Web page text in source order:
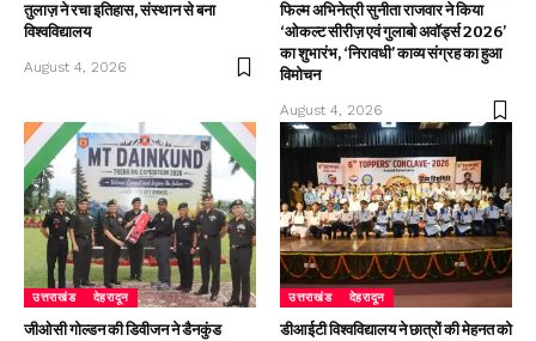
तुलाज़ ने रचा इतिहास, संस्थान से बना
विश्वविद्यालय
August 4, 2026
फिल्म अभिनेत्री सुनीता राजवार ने किया
‘ओकल्ट सीरीज़ एवं गुलाबो अवॉर्ड्स 2026’
का शुभारंभ, ‘निरावधी’ काव्य संग्रह का हुआ
विमोचन
August 4, 2026
उत्तराखंड देहरादून
जीओसी गोल्डन की डिवीजन ने डैनकुंड
उत्तराखंड देहरादून
डीआईटी विश्वविद्यालय ने छात्रों की मेहनत को